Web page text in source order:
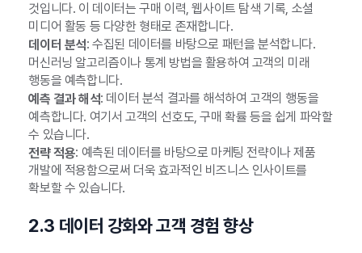
것입니다. 이 데이터는 구매 이력, 웹사이트 탐색 기록, 소셜
미디어 활동 등 다양한 형태로 존재합니다.
데이터 분석: 수집된 데이터를 바탕으로 패턴을 분석합니다.
머신러닝 알고리즘이나 통계 방법을 활용하여 고객의 미래
행동을 예측합니다.
예측 결과 해석: 데이터 분석 결과를 해석하여 고객의 행동을
예측합니다. 여기서 고객의 선호도, 구매 확률 등을 쉽게 파악할
수 있습니다.
전략 적용: 예측된 데이터를 바탕으로 마케팅 전략이나 제품
개발에 적용함으로써 더욱 효과적인 비즈니스 인사이트를
확보할 수 있습니다.
2.3 데이터 강화와 고객 경험 향상